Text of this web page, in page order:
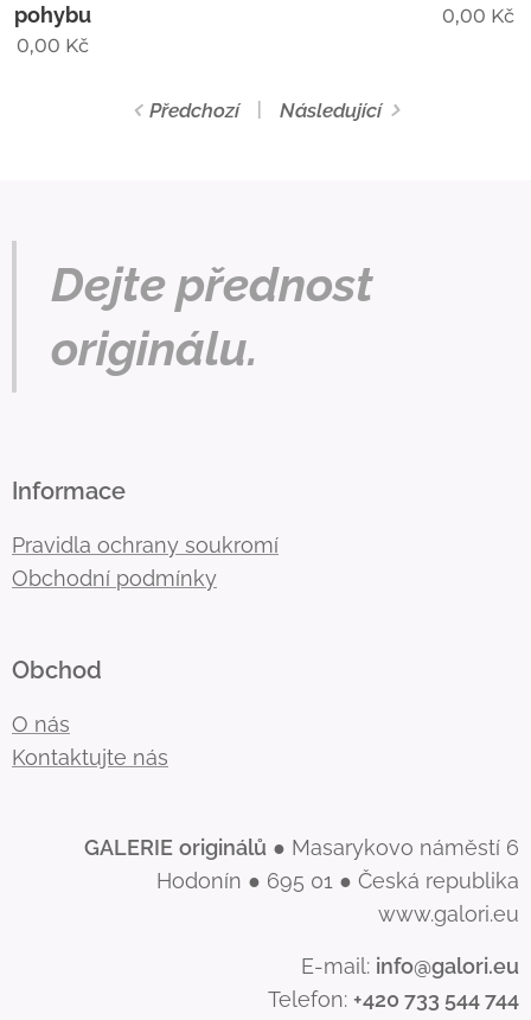
pohybu
0,00 Kč
0,00 Kč
Předchozí Následující
Dejte přednost
originálu.
Informace
Pravidla ochrany soukromí
Obchodní podmínky
Obchod
O nás
Kontaktujte nás
GALERIE originálů ● Masarykovo náměstí 6
Hodonín ● 695 01 ● Česká republika
www.galori.eu
E-mail: info@galori.eu
Telefon: +420 733 544 744